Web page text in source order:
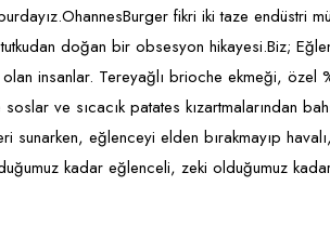
fikri iki taze endüstri
doğan bir obsesyon hikayesi.Biz;
insanlar. Tereyağlı brioche ekmeği, özel
ve sıcacık patates kızartmalarından
sunarken, eğlenceyi elden bırakmayıp
kadar eğlenceli, zeki olduğumuz